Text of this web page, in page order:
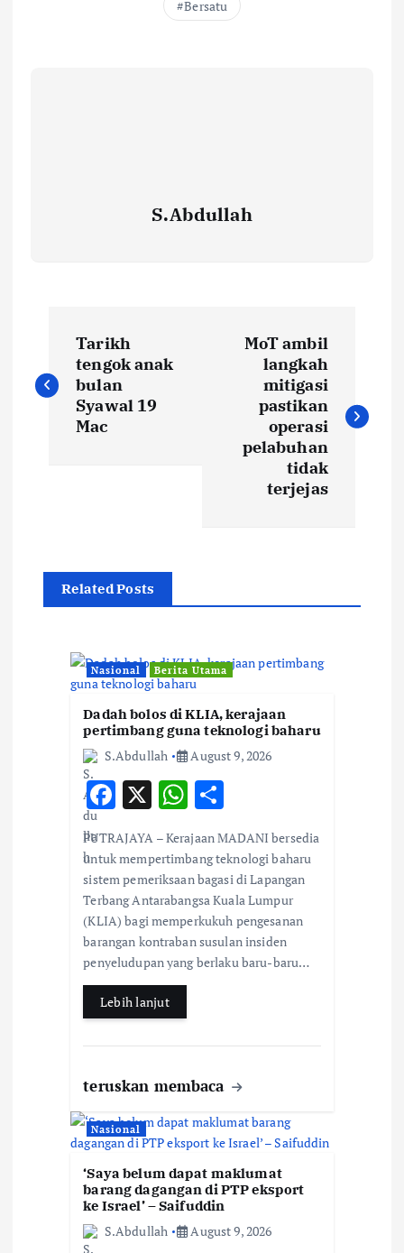
Bersatu
S.Abdullah
o
Tarikh
tengok anak
bulan
Syawal 19
Mac
MoT ambil
langkah
mitigasi
pastikan
operasi
pelabuhan
tidak
terjejas
Related Posts
Nasional Berita Utama
Dadah bolos di KLIA, kerajaan
pertimbang guna teknologi baharu
S.Abdullah
August 9, 2026
F
ac
e
b
o
o
k
X W
h
at
s
A
p
p
h
ar
e
PUTRAJAYA – Kerajaan MADANI bersedia
untuk mempertimbang teknologi baharu
sistem pemeriksaan bagasi di Lapangan
Terbang Antarabangsa Kuala Lumpur
(KLIA) bagi memperkukuh pengesanan
barangan kontraban susulan insiden
penyeludupan yang berlaku baru-baru…
Lebih lanjut
teruskan membaca
Nasional
‘Saya belum dapat maklumat
barang dagangan di PTP eksport
ke Israel’ – Saifuddin
S.Abdullah
August 9, 2026